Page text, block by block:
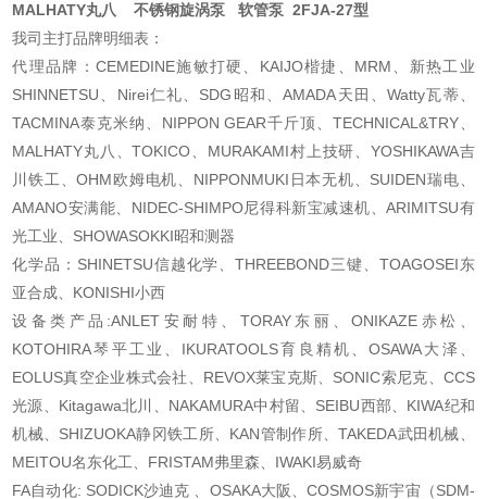
MALHATY丸八 不锈钢旋涡泵 软管泵 2FJA-27型
我司主打品牌明细表：
代理品牌：CEMEDINE施敏打硬、KAIJO楷捷、MRM、新热工业
SHINNETSU、Nirei仁礼、SDG昭和、AMADA天田、Watty瓦蒂、
TACMINA泰克米纳、NIPPON GEAR千斤顶、TECHNICAL&TRY、
MALHATY丸八、TOKICO、MURAKAMI村上技研、YOSHIKAWA吉
川铁工、OHM欧姆电机、NIPPONMUKI日本无机、SUIDEN瑞电、
AMANO安满能、NIDEC-SHIMPO尼得科新宝减速机、ARIMITSU有
光工业、SHOWASOKKI昭和测器
化学品：SHINETSU信越化学、THREEBOND三键、TOAGOSEI东
亚合成、KONISHI小西
设备类产品:ANLET安耐特、TORAY东丽、ONIKAZE赤松、
KOTOHIRA琴平工业、IKURATOOLS育良精机、OSAWA大泽、
EOLUS真空企业株式会社、REVOX莱宝克斯、SONIC索尼克、CCS
光源、Kitagawa北川、NAKAMURA中村留、SEIBU西部、KIWA纪和
机械、SHIZUOKA静冈铁工所、KAN管制作所、TAKEDA武田机械、
MEITOU名东化工、FRISTAM弗里森、IWAKI易威奇
FA自动化: SODICK沙迪克 、OSAKA大阪、COSMOS新宇宙（SDM-